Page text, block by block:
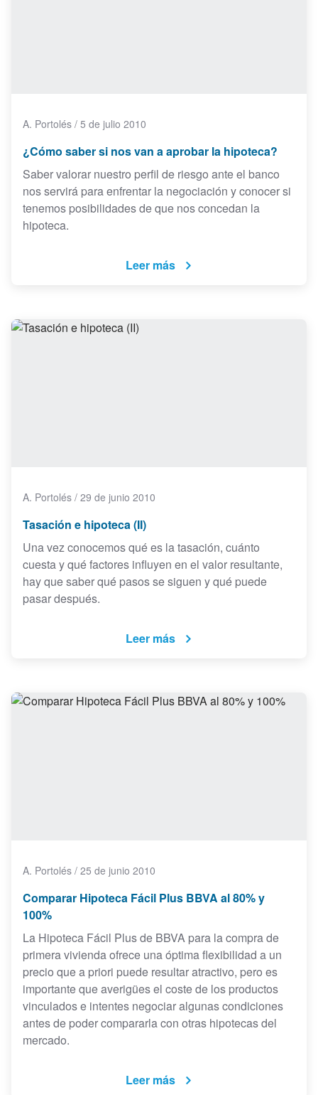
A. Portolés / 5 de julio 2010
¿Cómo saber si nos van a aprobar la hipoteca?
Saber valorar nuestro perfil de riesgo ante el banco
nos servirá para enfrentar la negociación y conocer si
tenemos posibilidades de que nos concedan la
hipoteca.
Leer más
A. Portolés / 29 de junio 2010
Tasación e hipoteca (II)
Una vez conocemos qué es la tasación, cuánto
cuesta y qué factores influyen en el valor resultante,
hay que saber qué pasos se siguen y qué puede
pasar después.
Leer más
A. Portolés / 25 de junio 2010
Comparar Hipoteca Fácil Plus BBVA al 80% y
100%
La Hipoteca Fácil Plus de BBVA para la compra de
primera vivienda ofrece una óptima flexibilidad a un
precio que a priori puede resultar atractivo, pero es
importante que averigües el coste de los productos
vinculados e intentes negociar algunas condiciones
antes de poder compararla con otras hipotecas del
mercado.
Leer más